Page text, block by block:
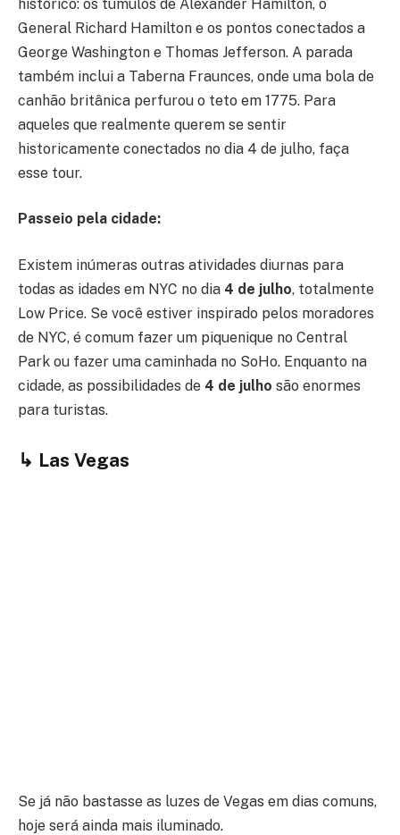
histórico: os túmulos de Alexander Hamilton, o
General Richard Hamilton e os pontos conectados a
George Washington e Thomas Jefferson. A parada
também inclui a Taberna Fraunces, onde uma bola de
canhão britânica perfurou o teto em 1775. Para
aqueles que realmente querem se sentir
historicamente conectados no dia 4 de julho, faça
esse tour.
Passeio pela cidade:
Existem inúmeras outras atividades diurnas para
todas as idades em NYC no dia 4 de julho, totalmente
Low Price. Se você estiver inspirado pelos moradores
de NYC, é comum fazer um piquenique no Central
Park ou fazer uma caminhada no SoHo. Enquanto na
cidade, as possibilidades de 4 de julho são enormes
para turistas.
↳ Las Vegas
Se já não bastasse as luzes de Vegas em dias comuns,
hoje será ainda mais iluminado.